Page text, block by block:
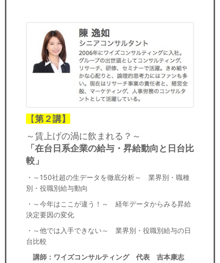
【第２講】
～賃上げの渦に飲まれる？～
「在台日系企業の給与 ・昇給動向と日台比
較」
・～150社超の生データを徹底分析～ 業界別・職種
別・役職別給与動向
・～今年はここが違う！～ 経年データからみる昇給
決定要因の変化
・～他では入手できない～ 業界別・役職別給与の日
台比較
講師：ワイズコンサルティング 代表 吉本康志